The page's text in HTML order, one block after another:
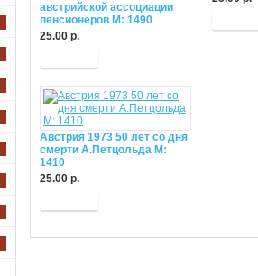
австрийской ассоциации
пенсионеров М: 1490
25.00 р.
Австрия 1973 50 лет со дня
смерти А.Петцольда М:
1410
25.00 р.